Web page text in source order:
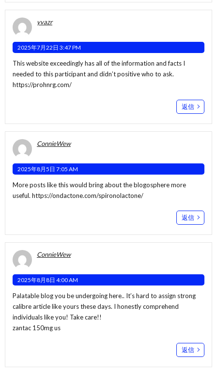
yvazr
2025年7月22日 3:47 PM
This website exceedingly has all of the information and facts I
needed to this participant and didn’t positive who to ask.
https://prohnrg.com/
返信
ConnieWew
2025年8月5日 7:05 AM
More posts like this would bring about the blogosphere more
useful. https://ondactone.com/spironolactone/
返信
ConnieWew
2025年8月8日 4:00 AM
Palatable blog you be undergoing here.. It’s hard to assign strong
calibre article like yours these days. I honestly comprehend
individuals like you! Take care!!
zantac 150mg us
返信